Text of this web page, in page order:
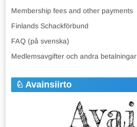
Membership fees and other payments
Finlands Schackförbund
FAQ (på svenska)
Medlemsavgifter och andra betalningar
Avainsiirto